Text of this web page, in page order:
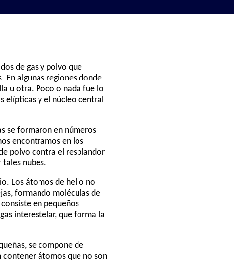
de gas y polvo que
En algunas regiones donde
u otra. Poco o nada fue lo
elípticas y el núcleo central
se formaron en números
encontramos en los
polvo contra el resplandor
tales nubes.
Los átomos de helio no
formando moléculas de
en pequeños
interestelar, que forma la
se compone de
contener átomos que no son